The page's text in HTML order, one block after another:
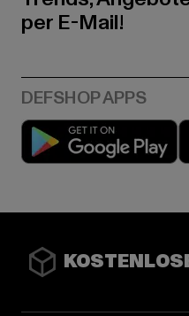
per E-Mail!